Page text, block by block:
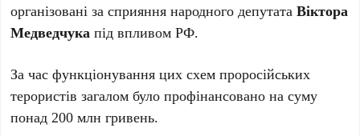
організовані за сприяння народного депутатаВіктора
Медведчука під впливом РФ.
За час функціонування цих схем проросійських
терористів загалом було профінансовано на суму
понад 200 млн гривень.